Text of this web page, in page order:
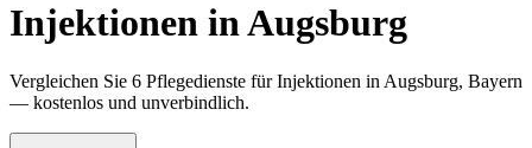
Injektionen in Augsburg
Vergleichen Sie 6 Pflegedienste für Injektionen in Augsburg, Bayern
— kostenlos und unverbindlich.